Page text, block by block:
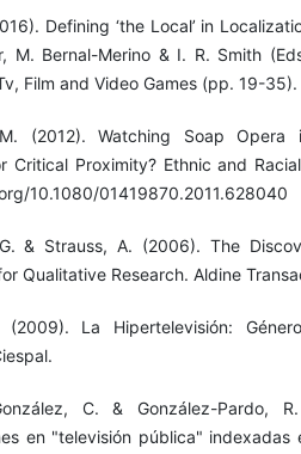
Defining ‘the Local’ in
M. Bernal-Merino & I. R. Smith
Film and Video Games (pp. 19-
(2012). Watching Soap Opera
Critical Proximity? Ethnic and
10.1080/01419870.2011.628040
& Strauss, A. (2006). The
Qualitative Research. Aldine
(2009). La Hipertelevisión:
C. & González-Pardo,
en "televisión pública" indexadas